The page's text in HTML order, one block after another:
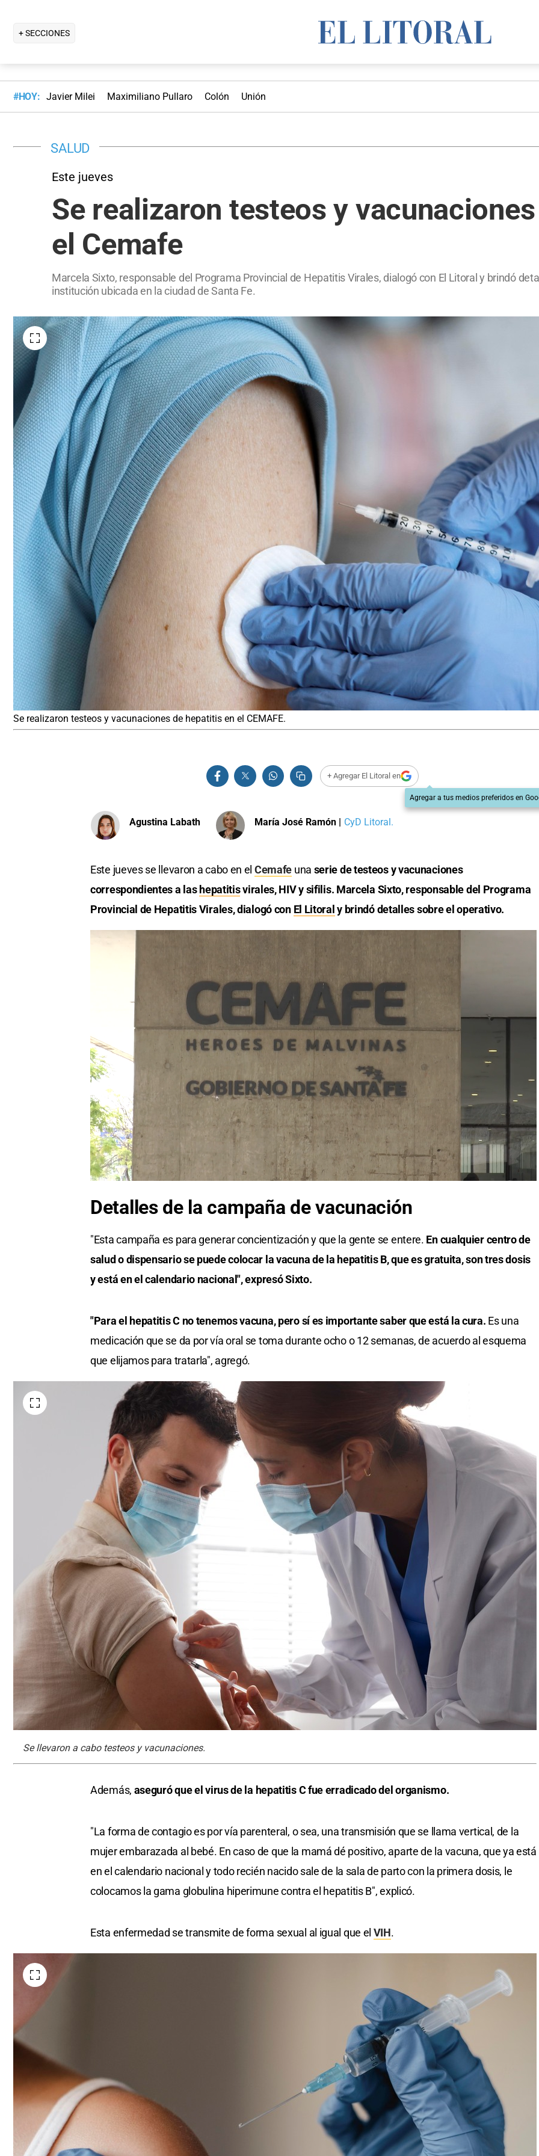
+ SECCIONES
#HOY: Javier Milei Maximiliano Pullaro Colón Unión
SALUD
Este jueves
Se realizaron testeos y
el Cemafe
Marcela Sixto, responsable del Programa Provincial de Hepatitis Virales, dialogó con El Litoral y brindó
institución ubicada en la ciudad de Santa Fe.
Se realizaron testeos y vacunaciones de hepatitis en el CEMAFE.
+ Agregar El Litoral en
Agregar a tus medios preferidos en
Agustina Labath María José Ramón | CyD Litoral.
Este jueves se llevaron a cabo en el Cemafe una serie de testeos y vacunaciones
correspondientes a las hepatitisvirales, HIV y sifilis. Marcela Sixto, responsable del Programa
Provincial de Hepatitis Virales, dialogó con El Litoral y brindó detalles sobre el operativo.
Detalles de la campaña de vacunación
"Esta campaña es para generar concientización y que la gente se entere. En cualquier centro de
salud o dispensario se puede colocar la vacuna de la hepatitis B, que es gratuita, son tres dosis
y está en el calendario nacional", expresó Sixto.
"Para el hepatitis C no tenemos vacuna, pero sí es importante saber que está la cura. Es una
medicación que se da por vía oral se toma durante ocho o 12 semanas, de acuerdo al esquema
que elijamos para tratarla", agregó.
Se llevaron a cabo testeos y vacunaciones.
Además, aseguró que el virus de la hepatitis C fue erradicado del organismo.
"La forma de contagio es por vía parenteral, o sea, una transmisión que se llama vertical, de la
mujer embarazada al bebé. En caso de que la mamá dé positivo, aparte de la vacuna, que ya está
en el calendario nacional y todo recién nacido sale de la sala de parto con la primera dosis, le
colocamos la gama globulina hiperimune contra el hepatitis B", explicó.
Esta enfermedad se transmite de forma sexual al igual que el VIH.